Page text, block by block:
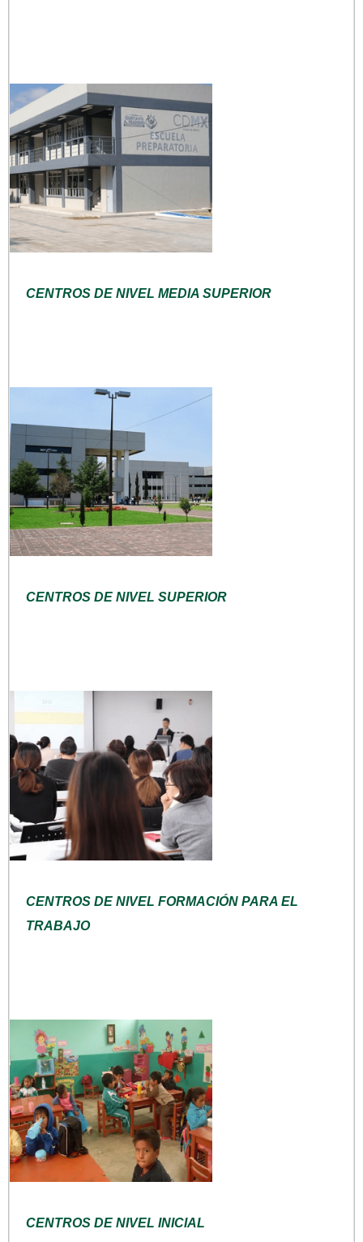
CENTROS DE NIVEL MEDIA SUPERIOR
CENTROS DE NIVEL SUPERIOR
CENTROS DE NIVEL FORMACIÓN PARA EL
TRABAJO
CENTROS DE NIVEL INICIAL